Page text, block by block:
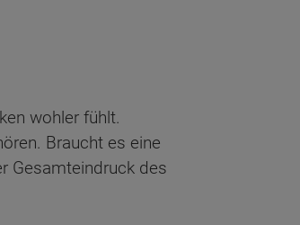
wohler fühlt.
Braucht es eine
Gesamteindruck des